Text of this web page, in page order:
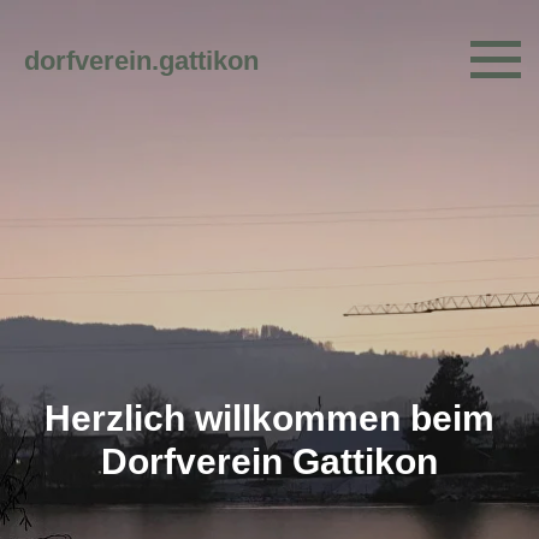
dorfverein.gattikon
Herzlich willkommen beim
Dorfverein Gattikon